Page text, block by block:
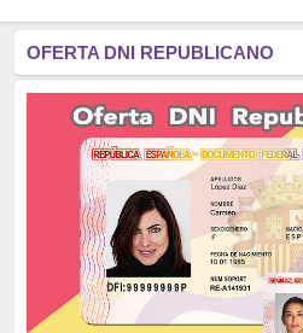
OFERTA DNI REPUBLICANO